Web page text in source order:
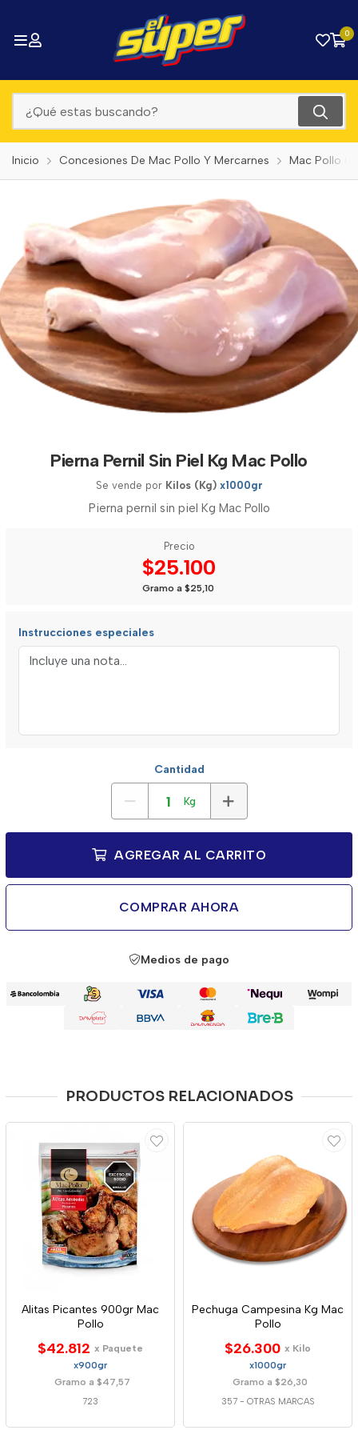
0
Inicio Concesiones De Mac Pollo Y Mercarnes Mac Pollo
Pierna Pernil Sin Piel Kg Mac Pollo
Se vende por Kilos (Kg) x1000gr
Pierna pernil sin piel Kg Mac Pollo
Precio
$25.100
Gramo a $25,10
Instrucciones especiales
Cantidad
Kg
AGREGAR AL CARRITO
COMPRAR AHORA
Medios de pago
PRODUCTOS RELACIONADOS
Alitas Picantes 900gr Mac
Pollo
$42.812 x Paquete
x900gr
Gramo a $47,57
723
Pechuga Campesina Kg Mac
Pollo
$26.300 x Kilo
x1000gr
Gramo a $26,30
357 - OTRAS MARCAS